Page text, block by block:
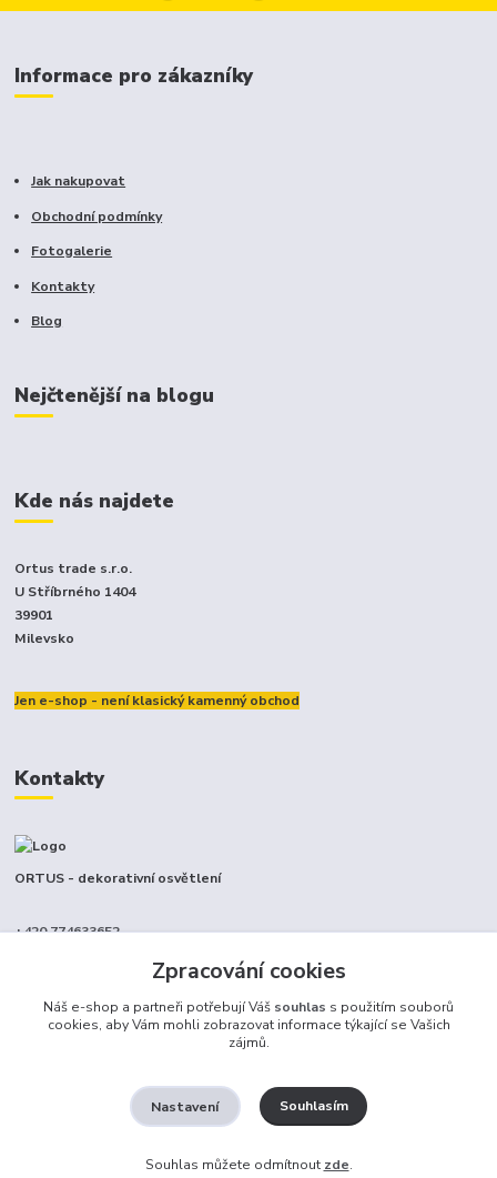
Informace pro zákazníky
Jak nakupovat
Obchodní podmínky
Fotogalerie
Kontakty
Blog
Nejčtenější na blogu
Kde nás najdete
Ortus trade s.r.o.
U Stříbrného 1404
39901
Milevsko
Jen e-shop - není klasický kamenný obchod
Kontakty
ORTUS - dekorativní osvětlení
+420 774633652
Vytvořeno na
Eshop-rychle.cz
Zpracování cookies
Náš e-shop a partneři potřebují Váš souhlas s použitím souborů
cookies, aby Vám mohli zobrazovat informace týkající se Vašich
zájmů.
Nastavení Souhlasím
Souhlas můžete odmítnout zde.